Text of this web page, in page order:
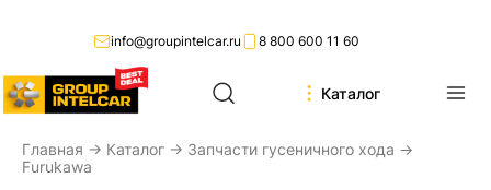
8 800 600 11 60
info@groupintelcar.ru
Каталог
Главная → Каталог → Запчасти гусеничного хода →
Furukawa